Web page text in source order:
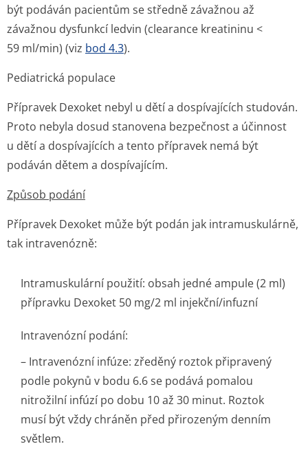
být podáván pacientům se středně závažnou až
závažnou dysfunkcí ledvin (clearance kreatininu <
59 ml/min) (viz bod 4.3).
Pediatrická populace
Přípravek Dexoket nebyl u dětí a dospívajících studován.
Proto nebyla dosud stanovena bezpečnost a účinnost
u dětí a dospívajících a tento přípravek nemá být
podáván dětem a dospívajícím.
Způsob podání
Přípravek Dexoket může být podán jak intramuskulárně,
tak intravenózně:
Intramuskulární použití: obsah jedné ampule (2 ml)
přípravku Dexoket 50 mg/2 ml injekční/infuzní
Intravenózní podání:
– Intravenózní infúze: zředěný roztok připravený
podle pokynů v bodu 6.6 se podává pomalou
nitrožilní infúzí po dobu 10 až 30 minut. Roztok
musí být vždy chráněn před přirozeným denním
světlem.